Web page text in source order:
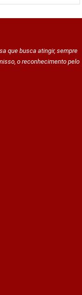
que busca atingir, sempre
o reconhecimento pelo